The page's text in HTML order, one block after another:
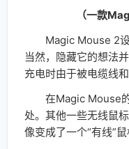
（一款
Magic Mouse 2设
当然，隐藏它的想法
充电时由于被电缆线
在Magic Mouse的
处。其他一些无线鼠
像变成了一个“有线”